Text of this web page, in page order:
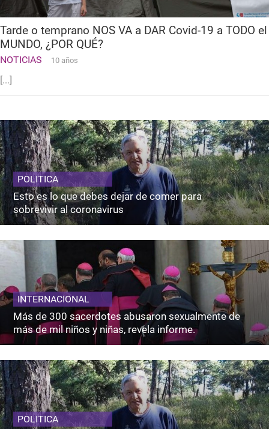
Tarde o temprano NOS VA a DAR Covid-19 a TODO el
MUNDO, ¿POR QUÉ?
NOTICIAS 10 años
[...]
POLITICA
Esto es lo que debes dejar de comer para
sobrevivir al coronavirus
INTERNACIONAL
Más de 300 sacerdotes abusaron sexualmente de
más de mil niños y niñas, revela informe.
POLITICA